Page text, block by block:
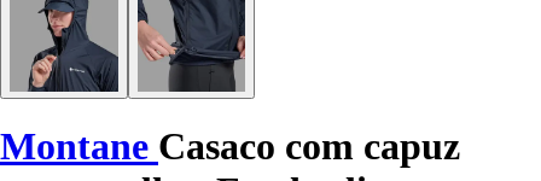
Montane Casaco com capuz